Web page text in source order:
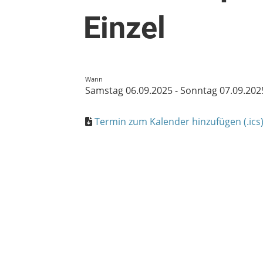
Einzel
Wann
Samstag 06.09.2025 - Sonntag
Termin zum Kalender hinzufügen (.ics)